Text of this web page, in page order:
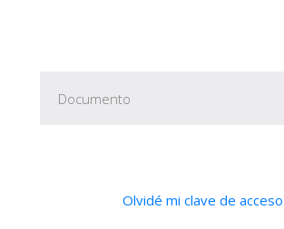
Olvidé mi clave de acceso